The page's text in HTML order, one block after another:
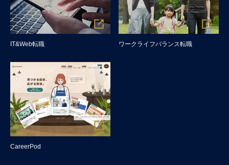
IT&Web転職 ワークライフバランス転職
CareerPod